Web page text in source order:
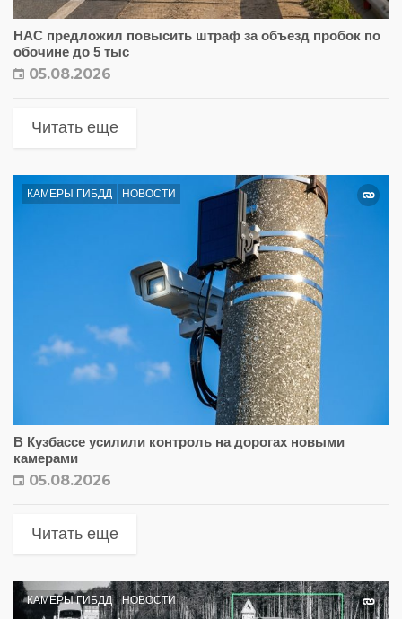
НАС предложил повысить штраф за объезд пробок по
обочине до 5 тыс
05.08.2026
Читать еще
КАМЕРЫ ГИБДД НОВОСТИ
В Кузбассе усилили контроль на дорогах новыми
камерами
05.08.2026
Читать еще
КАМЕРЫ ГИБДД НОВОСТИ